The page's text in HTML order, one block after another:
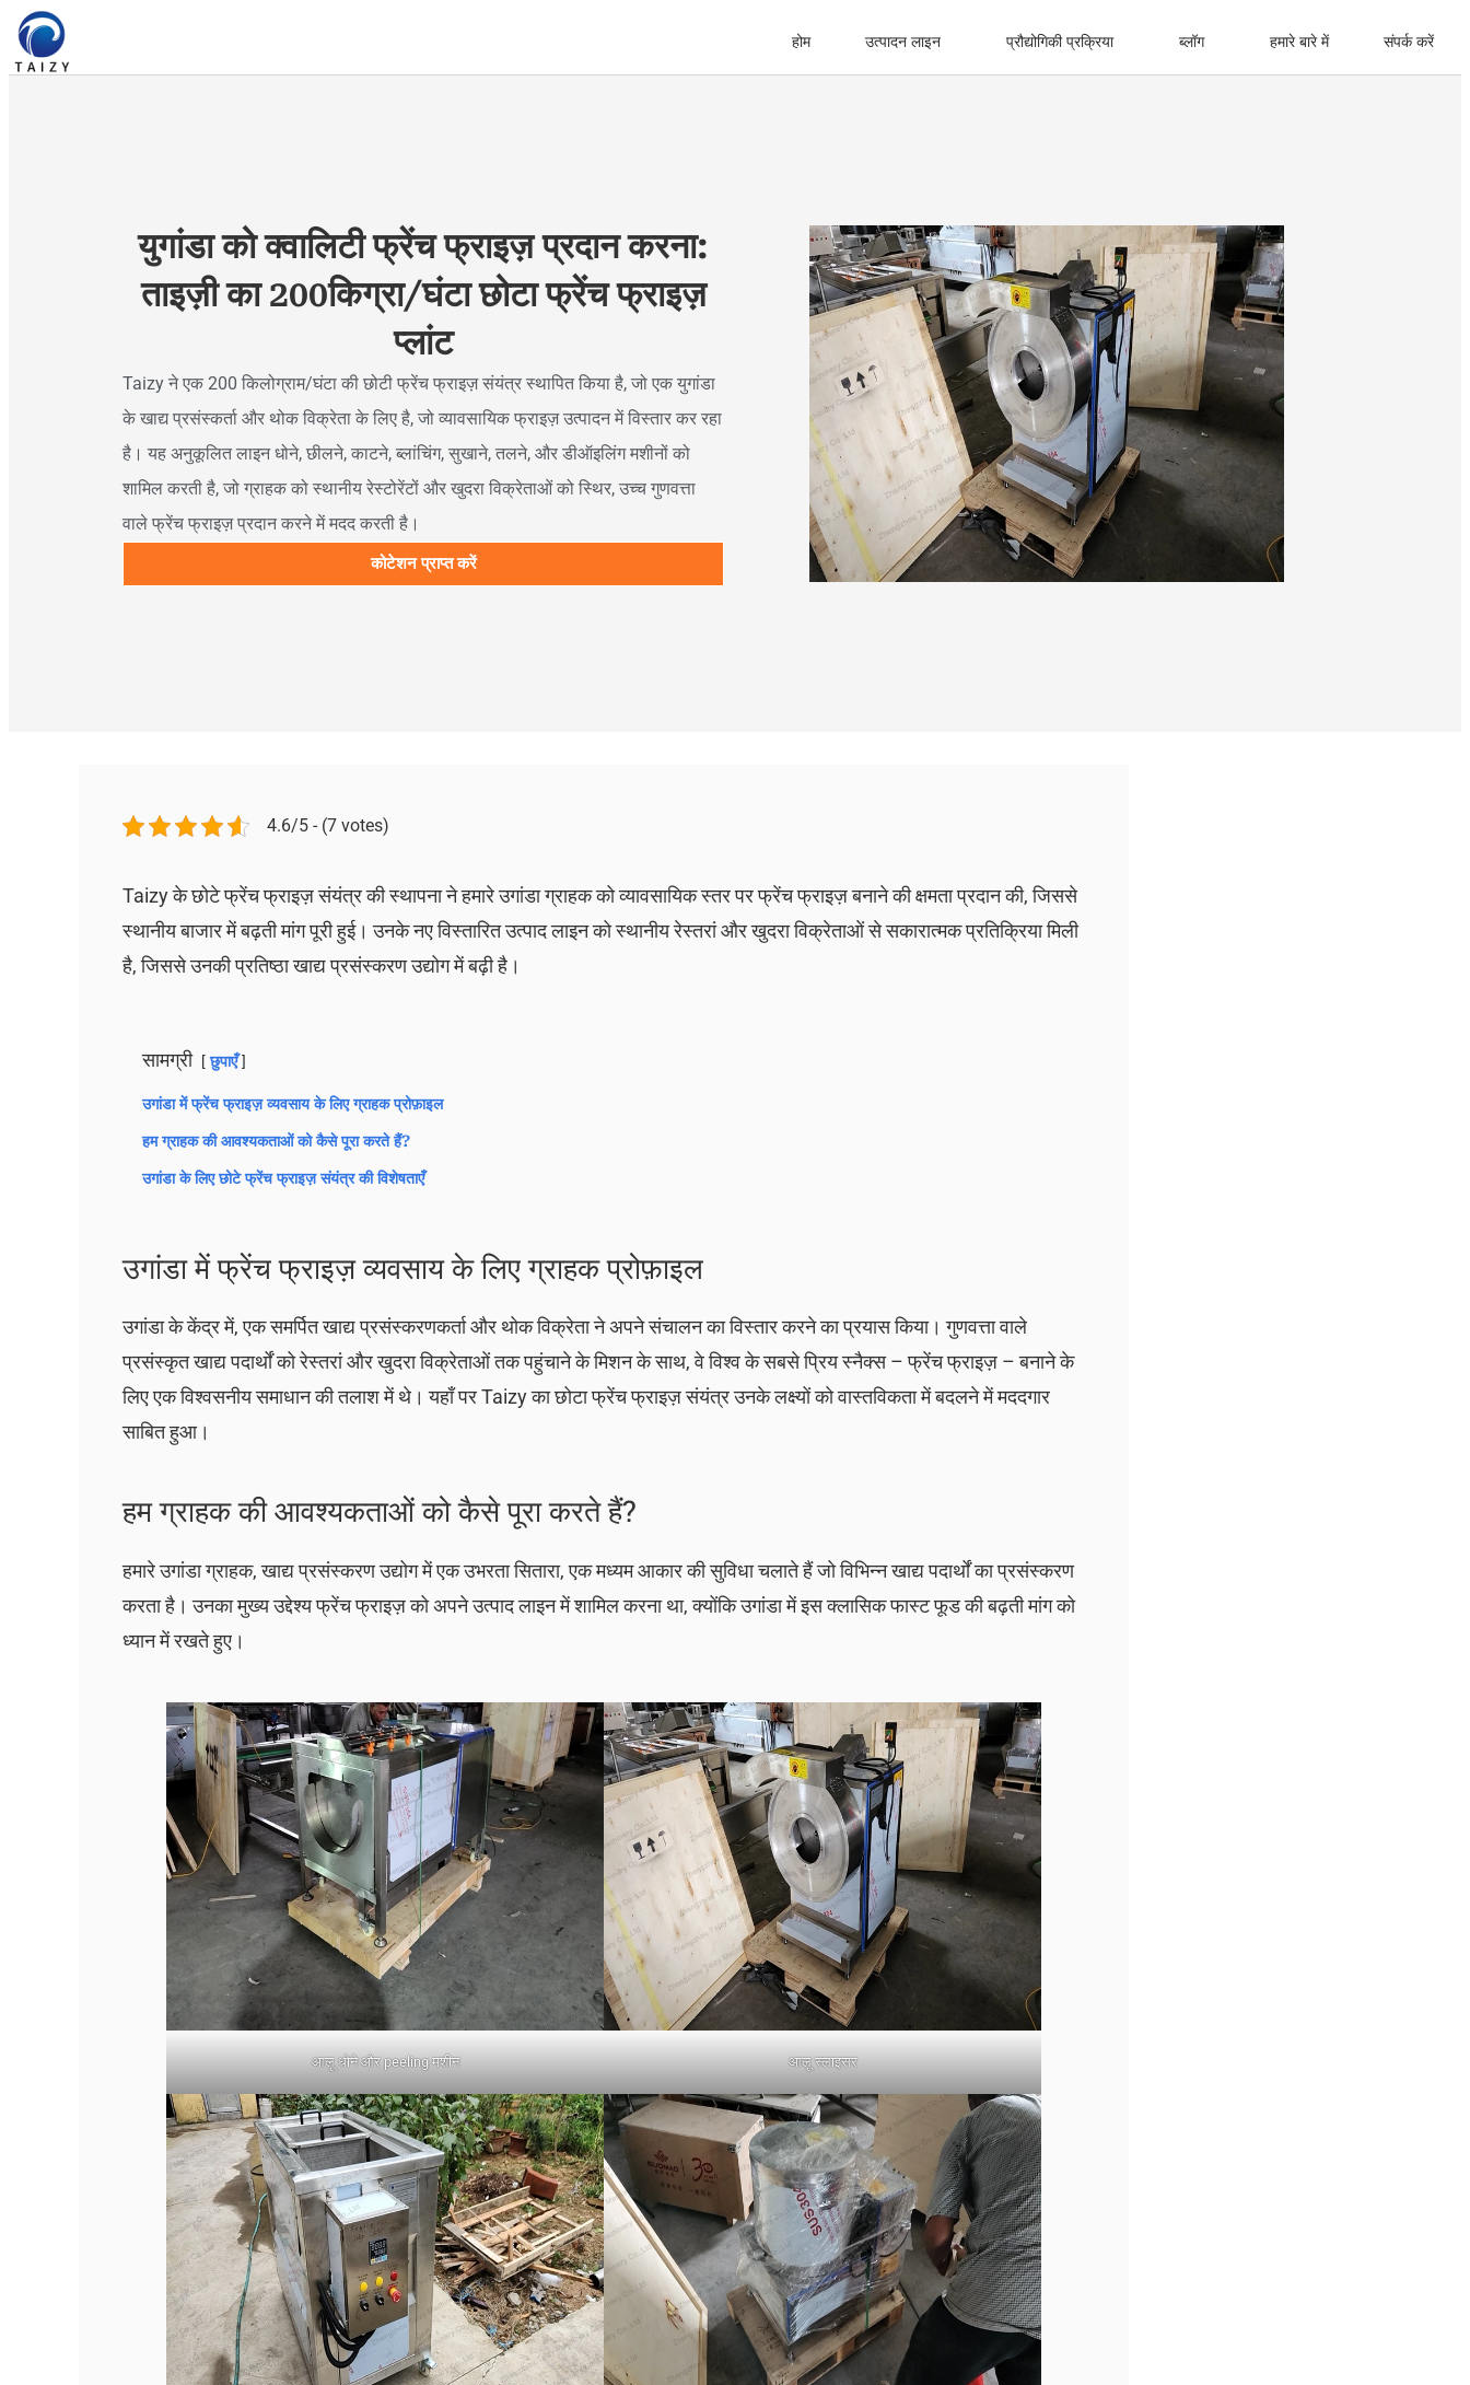
होम उत्पादन लाइन प्रौद्योगिकी प्रक्रिया ब्लॉग हमारे बारे में संपर्क करें
युगांडा को क्वालिटी फ्रेंच फ्राइज़ प्रदान करना:
ताइज़ी का 200किग्रा/घंटा छोटा फ्रेंच फ्राइज़
प्लांट
Taizy ने एक 200 किलोग्राम/घंटा की छोटी फ्रेंच फ्राइज़ संयंत्र स्थापित किया है, जो एक युगांडा
के खाद्य प्रसंस्कर्ता और थोक विक्रेता के लिए है, जो व्यावसायिक फ्राइज़ उत्पादन में विस्तार कर रहा
है। यह अनुकूलित लाइन धोने, छीलने, काटने, ब्लांचिंग, सुखाने, तलने, और डीऑइलिंग मशीनों को
शामिल करती है, जो ग्राहक को स्थानीय रेस्टोरेंटों और खुदरा विक्रेताओं को स्थिर, उच्च गुणवत्ता
वाले फ्रेंच फ्राइज़ प्रदान करने में मदद करती है।
कोटेशन प्राप्त करें
4.6/5 - (7 votes)
Taizy के छोटे फ्रेंच फ्राइज़ संयंत्र की स्थापना ने हमारे उगांडा ग्राहक को व्यावसायिक स्तर पर फ्रेंच फ्राइज़ बनाने की क्षमता प्रदान की, जिससे
स्थानीय बाजार में बढ़ती मांग पूरी हुई। उनके नए विस्तारित उत्पाद लाइन को स्थानीय रेस्तरां और खुदरा विक्रेताओं से सकारात्मक प्रतिक्रिया मिली
है, जिससे उनकी प्रतिष्ठा खाद्य प्रसंस्करण उद्योग में बढ़ी है।
सामग्री छुपाएँ
उगांडा में फ्रेंच फ्राइज़ व्यवसाय के लिए ग्राहक प्रोफ़ाइल
हम ग्राहक की आवश्यकताओं को कैसे पूरा करते हैं?
उगांडा के लिए छोटे फ्रेंच फ्राइज़ संयंत्र की विशेषताएँ
उगांडा में फ्रेंच फ्राइज़ व्यवसाय के लिए ग्राहक प्रोफ़ाइल
उगांडा के केंद्र में, एक समर्पित खाद्य प्रसंस्करणकर्ता और थोक विक्रेता ने अपने संचालन का विस्तार करने का प्रयास किया। गुणवत्ता वाले
प्रसंस्कृत खाद्य पदार्थों को रेस्तरां और खुदरा विक्रेताओं तक पहुंचाने के मिशन के साथ, वे विश्व के सबसे प्रिय स्नैक्स – फ्रेंच फ्राइज़ – बनाने के
लिए एक विश्वसनीय समाधान की तलाश में थे। यहाँ पर Taizy का छोटा फ्रेंच फ्राइज़ संयंत्र उनके लक्ष्यों को वास्तविकता में बदलने में मददगार
साबित हुआ।
हम ग्राहक की आवश्यकताओं को कैसे पूरा करते हैं?
हमारे उगांडा ग्राहक, खाद्य प्रसंस्करण उद्योग में एक उभरता सितारा, एक मध्यम आकार की सुविधा चलाते हैं जो विभिन्न खाद्य पदार्थों का प्रसंस्करण
करता है। उनका मुख्य उद्देश्य फ्रेंच फ्राइज़ को अपने उत्पाद लाइन में शामिल करना था, क्योंकि उगांडा में इस क्लासिक फास्ट फूड की बढ़ती मांग को
ध्यान में रखते हुए।
आलू धोने और peeling मशीन आलू स्लाइसर